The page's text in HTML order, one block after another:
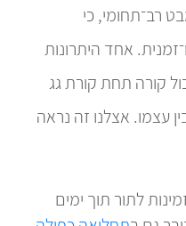
רב־תחומי, כי
אחד היתרונות
קורה תחת קורת גג
עצמו. אצלנו זה נראה
לתור תוך ימים